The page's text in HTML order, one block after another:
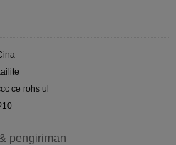
ce rohs ul
pengiriman